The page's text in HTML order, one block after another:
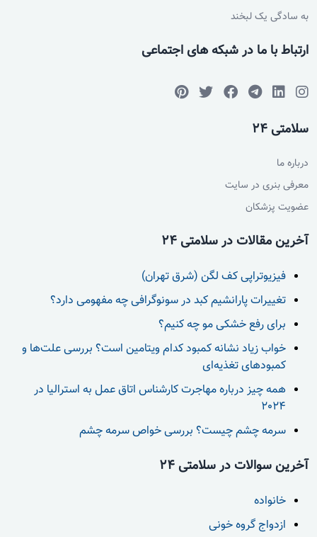
به سادگی یک لبخند
ارتباط با ما در شبکه های اجتماعی
سلامتی 24
درباره ما
معرفی بنری در سایت
عضویت پزشکان
آخرین مقالات در سلامتی 24
فیزیوتراپی کف لگن (شرق تهران)
تغییرات پارانشیم کبد در سونوگرافی چه مفهومی دارد؟
برای رفع خشکی مو چه کنیم؟
خواب زیاد نشانه کمبود کدام ویتامین است؟ بررسی علت‌ها و
کمبودهای تغذیه‌ای
همه چیز درباره مهاجرت کارشناس اتاق عمل به استرالیا در
2024
سرمه چشم چیست؟ بررسی خواص سرمه چشم
آخرین سوالات در سلامتی 24
خانواده
ازدواج گروه خونی